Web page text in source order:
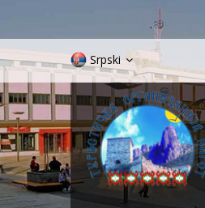
Srpski